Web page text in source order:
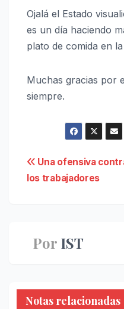
Ojalá el Estado
es un día haciendo
plato de comida en
Muchas gracias por
siempre.
de
Una ofensiva
los trabajadores
Por IST
Notas relacionadas